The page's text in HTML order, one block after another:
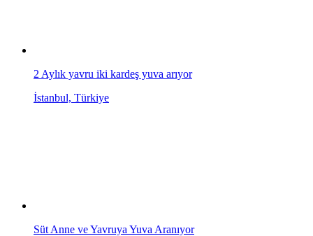
2 Aylık yavru iki kardeş yuva arıyor
İstanbul, Türkiye
Süt Anne ve Yavruya Yuva Aranıyor